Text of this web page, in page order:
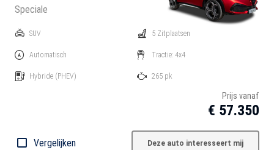
Speciale
SUV
Automatisch
Hybride (PHEV)
5 Zitplaatsen
Tractie: 4x4
265 pk
Prijs vanaf
€ 57.350
Vergelijken Deze auto interesseert mij